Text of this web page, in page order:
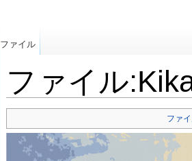
ファイル
ファ
ファイル